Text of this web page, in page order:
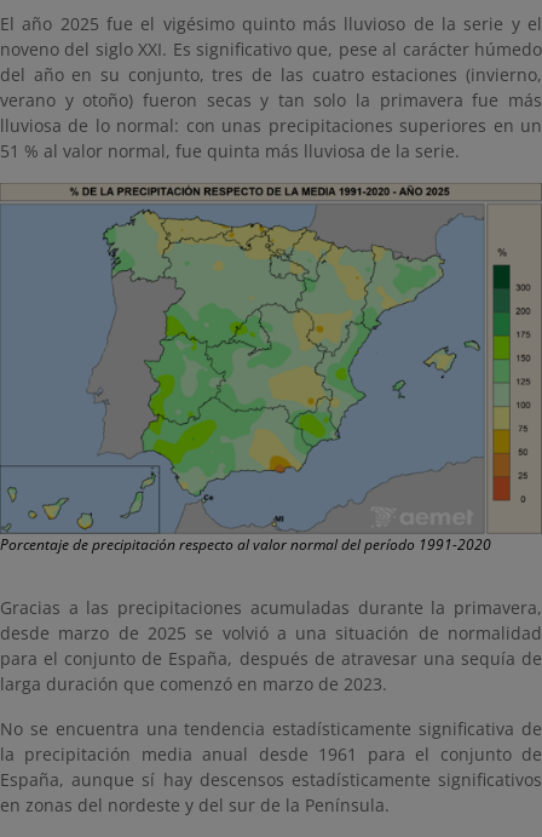
El año 2025 fue el vigésimo quinto más lluvioso de la serie y el
noveno del siglo XXI. Es significativo que, pese al carácter húmedo
del año en su conjunto, tres de las cuatro estaciones (invierno,
verano y otoño) fueron secas y tan solo la primavera fue más
lluviosa de lo normal: con unas precipitaciones superiores en un
51 % al valor normal, fue quinta más lluviosa de la serie.
Porcentaje de precipitación respecto al valor normal del período 1991-2020
Gracias a las precipitaciones acumuladas durante la primavera,
desde marzo de 2025 se volvió a una situación de normalidad
para el conjunto de España, después de atravesar una sequía de
larga duración que comenzó en marzo de 2023.
No se encuentra una tendencia estadísticamente significativa de
la precipitación media anual desde 1961 para el conjunto de
España, aunque sí hay descensos estadísticamente significativos
en zonas del nordeste y del sur de la Península.